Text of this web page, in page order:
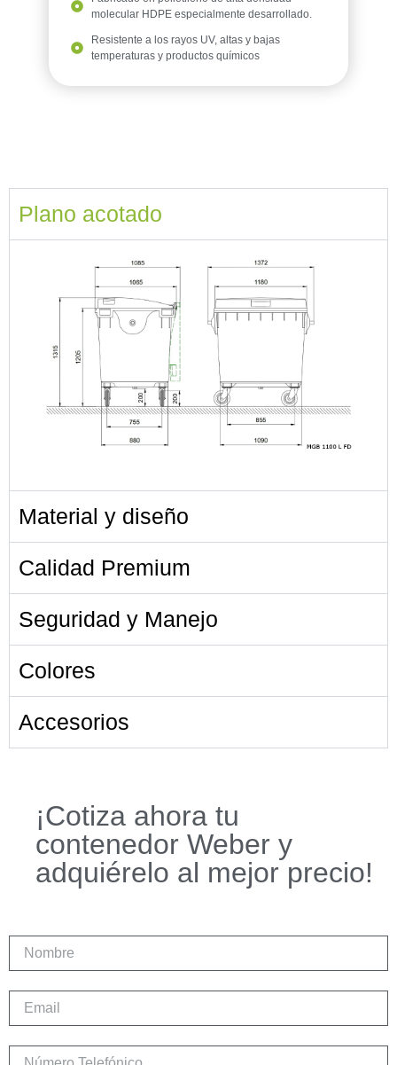
molecular HDPE especialmente desarrollado.
Resistente a los rayos UV, altas y bajas
temperaturas y productos químicos
Plano acotado
Material y diseño
Calidad Premium
Seguridad y Manejo
Colores
Accesorios
¡Cotiza ahora tu
contenedor Weber y
adquiérelo al mejor precio!